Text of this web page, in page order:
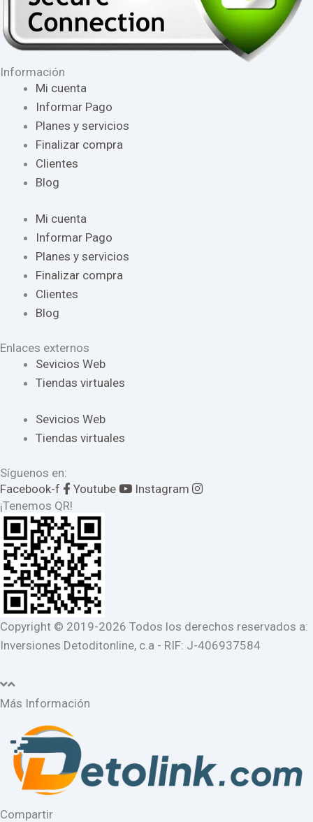
Información
Mi cuenta
Informar Pago
Planes y servicios
Finalizar compra
Clientes
Blog
Mi cuenta
Informar Pago
Planes y servicios
Finalizar compra
Clientes
Blog
Enlaces externos
Sevicios Web
Tiendas virtuales
Sevicios Web
Tiendas virtuales
Síguenos en:
Facebook-f
Youtube
Instagram
¡Tenemos QR!
Copyright © 2019-2026 Todos los derechos reservados a:
Inversiones Detoditonline, c.a - RIF: J-406937584
Más Información
Compartir